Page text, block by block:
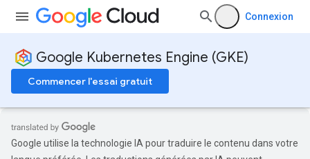
Connexion
Google Kubernetes Engine (GKE)
Commencer l'essai gratuit
Google utilise la technologie IA pour traduire le contenu dans votre